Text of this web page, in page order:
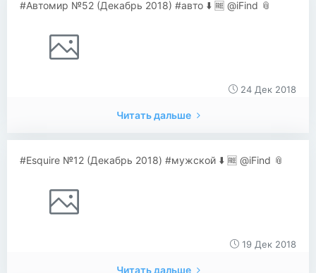
#Автомир №52 (Декабрь 2018) #авто ⬇️ 🆓 @iFind 📎
24 Дек 2018
Читать дальше
#Esquire №12 (Декабрь 2018) #мужской ⬇️ 🆓 @iFind 📎
19 Дек 2018
Читать дальше